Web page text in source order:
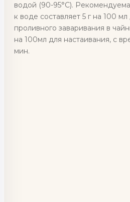
водой (90-95°C).
к воде составляет 5 г на 100
проливного заваривания в
на 100мл для настаивания, с
мин.